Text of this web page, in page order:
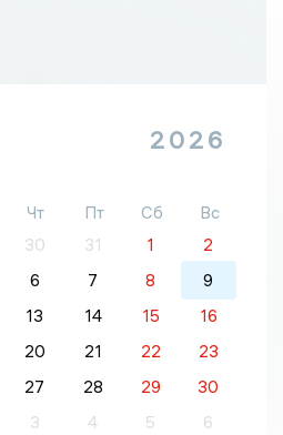
2026
Чт Пт Сб
Вс
30 31 1
2
6 7 8
9
13 14 15
16
20 21 22
23
27 28 29
30
3 4 5 6